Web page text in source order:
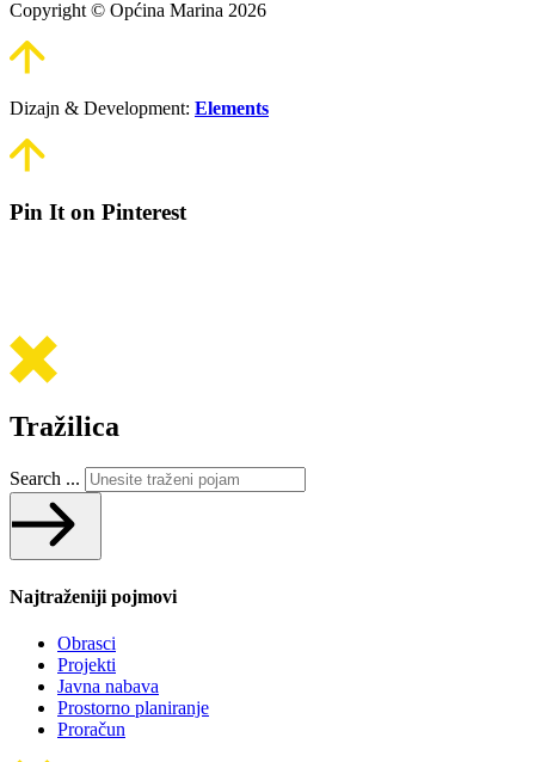
Copyright © Općina Marina 2026
Dizajn & Development: Elements
Pin It on Pinterest
Tražilica
Search ...
Najtraženiji pojmovi
Obrasci
Projekti
Javna nabava
Prostorno planiranje
Proračun